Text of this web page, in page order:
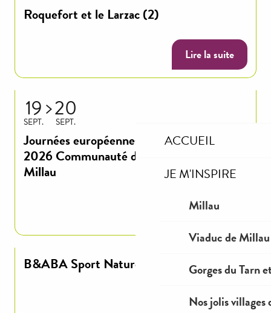
ACCUEIL
JE M'INSPIRE
Millau
Viaduc de Millau
Gorges du Tarn
Nos jolis villages
Roquefort et le Larzac (2)
Lire la suite
19
SEPT. 20
SEPT.
Journées européennes du patrimoine
2026 Communauté de Communes de
Millau
Lire la suite
B&ABA Sport Nature - Escalade
Lire la suite